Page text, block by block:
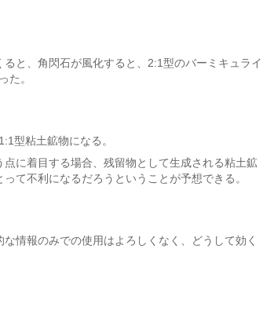
と、角閃石が風化すると、2:1型のバーミキュライ
た。
型粘土鉱物になる。
に着目する場合、残留物として生成される粘土鉱
て不利になるだろうということが予想できる。
情報のみでの使用はよろしくなく、どうして効く